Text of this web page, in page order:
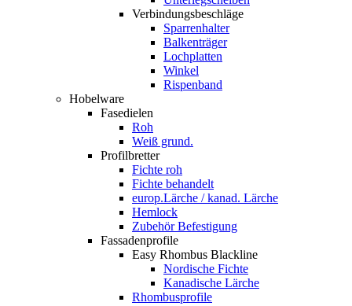
Verbindungsbeschläge
Sparrenhalter
Balkenträger
Lochplatten
Winkel
Rispenband
Hobelware
Fasedielen
Roh
Weiß grund.
Profilbretter
Fichte roh
Fichte behandelt
europ.Lärche / kanad. Lärche
Hemlock
Zubehör Befestigung
Fassadenprofile
Easy Rhombus Blackline
Nordische Fichte
Kanadische Lärche
Rhombusprofile